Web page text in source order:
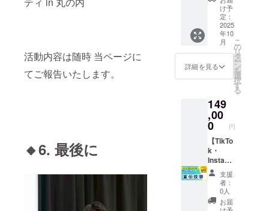
活動内容は随時 当ページに
てご報告いたします。
🔸6. 最後に
形で世
に出し
たい方
あなた
の人生
や言葉
が、誰
かの未
来を変
もしれ
ない──
そんな
一冊を
一緒に
つくる
最初の
一歩
を、こ
こから
始めま
しょ
感じて
いる方
・仲間
と学び
なが
ら、発
信力を
高めて
いきた
の8か月
で、あ
なたの
発信は
変わり
ます。
あなた
の“言
葉”が、
誰かの
人生を
動かす
を引き
出すた
めの環
境設計
・やる
気が育
コミュ
ニケー
のコツ
● 内容
60分の
個別
Zoom相
談会 現
在地の
ヒアリ
ングと
課題の
整理 目
標に合
持って
くれる
方に届
く可能
性が高
す。 ●
得られ
千人に
向けた
PRチャ
ンス ・
LINE配
信とい
う強力
なメ
ディア
での発
信 ・高
も、自
由にご
相談い
ただけ
ます。
しー自
身が、
の発信
を通し
て経験
してき
たこと
をもと
に、 あ
なただ
けの視
点で丁
寧に
活用し
て夢を
叶える
方法、
失敗か
ら学ん
だリア
生が変
わった
ストー
リー
を、笑
いと感
動の実
体験で
お届け
しま
す。 内
ンフル
エン
サー
「とっ
しー」
の講演
会をあ
る権利
です。
企画か
ら運
営、集
客ま
で、す
べてあ
なたの
自由。
集めた
各2回ず
つご紹
介】 ＼
SNS総
フォロ
ワー70
万人超
のとっ
しー
なたの
活動を
全力応
援 ／ あ
なたの
商品・
サービ
ス・イ
ベン
ト・
SNSア
カウン
け予
定：
2025
年10
月
詳細を見る
こ
の
リ
タ
ー
ン
を
選
択
す
る
149
,00
0 円
【TikTo
k・
Instagr
am・
YouTub
eいずれ
かでの
宣伝投
支援
者：
0人
お届